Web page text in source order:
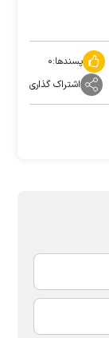
پسندها:۰
اشتراک گذاری